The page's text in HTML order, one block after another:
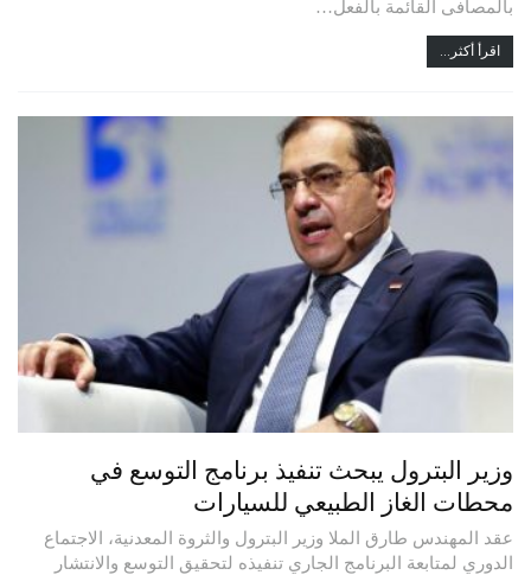
بالمصافى القائمة بالفعل…
اقرأ أكثر...
وزير البترول يبحث تنفيذ برنامج التوسع في
محطات الغاز الطبيعي للسيارات
عقد المهندس طارق الملا وزير البترول والثروة المعدنية، الاجتماع
الدوري لمتابعة البرنامج الجاري تنفيذه لتحقيق التوسع والانتشار